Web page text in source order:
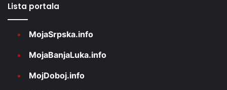
Lista portala
MojaSrpska.info
MojaBanjaLuka.info
MojDoboj.info